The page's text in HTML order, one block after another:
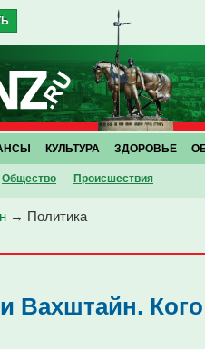
Общество Проиcшествия
КУЛЬТУРА ЗДОРОВЬЕ
→ Политика
Вахштайн.